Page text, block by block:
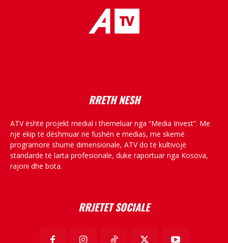
RRETH NESH
ATV është projekt medial i themeluar nga “Media Invest”. Me
një ekip të dëshmuar në fushën e medias, me skemë
programore shumë dimensionale, ATV do të kultivojë
standarde të larta profesionale, duke raportuar nga Kosova,
rajoni dhe bota.
RRJETET SOCIALE